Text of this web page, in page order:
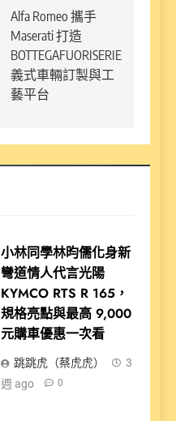
Alfa Romeo 攜手
Maserati 打造
BOTTEGAFUORISERIE
義式車輛訂製與工
藝平台
小林同學林昀儒化身新
彎道情人代言光陽
KYMCO RTS R 165，
規格亮點與最高 9,000
元購車優惠一次看
跳跳虎（蔡虎虎）
3
週 ago
0